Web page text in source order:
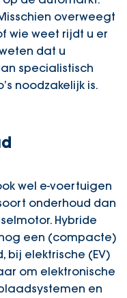
overweegt
wie weet rijdt u er
dat u
specialistisch
noodzakelijk is.
wel e-voertuigen
onderhoud dan
Hybride
een (compacte)
elektrische (EV)
om elektronische
en